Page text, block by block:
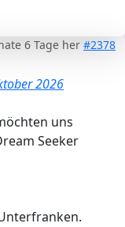
6 Tage her #2378
2026
uns
Seeker